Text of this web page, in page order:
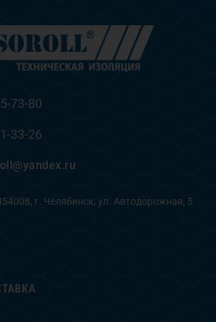
73-80
33-26
г. Челябинск, ул. Автодорожная, 5